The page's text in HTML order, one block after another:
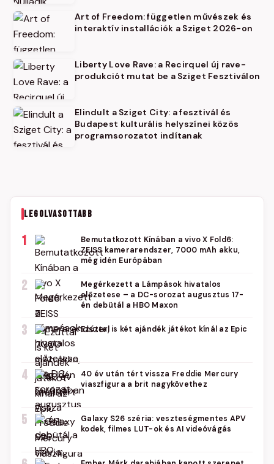
Art of Freedom: független művészek és
interaktív installációk a Sziget 2026-on
Liberty Love Rave: a Recirquel új rave-
produkciót mutat be a Sziget Fesztiválon
Elindult a Sziget City: a fesztivál és
Budapest kulturális helyszínei közös
programsorozatot indítanak
LEGOLVASOTTABB
1
Bemutatkozott Kínában a vivo X Fold6:
ZEISS kamerarendszer, 7000 mAh akku,
még idén Európában
2
Megérkezett a Lámpások hivatalos
előzetese – a DC-sorozat augusztus 17-
én debütál a HBO Maxon
3 Ezúttal is két ajándék játékot kínál az Epic
4
40 év után tért vissza Freddie Mercury
viaszfigura a brit nagykövethez
5
Galaxy S26 széria: veszteségmentes APV
kodek, filmes LUT-ok és AI videóvágás